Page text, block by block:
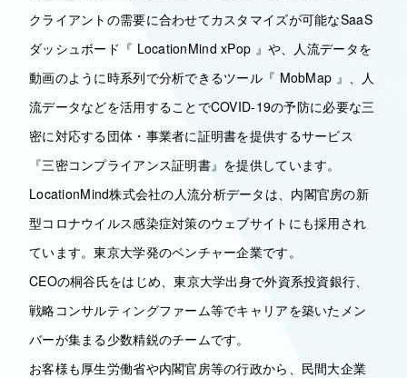
クライアントの需要に合わせてカスタマイズが可能なSaaS
ダッシュボード『 LocationMind xPop 』や、人流データを
動画のように時系列で分析できるツール『 MobMap 』、人
流データなどを活用することでCOVID-19の予防に必要な三
密に対応する団体・事業者に証明書を提供するサービス
『三密コンプライアンス証明書』を提供しています。
LocationMind株式会社の人流分析データは、内閣官房の新
型コロナウイルス感染症対策のウェブサイトにも採用され
ています。東京大学発のベンチャー企業です。
CEOの桐谷氏をはじめ、東京大学出身で外資系投資銀行、
戦略コンサルティングファーム等でキャリアを築いたメン
バーが集まる少数精鋭のチームです。
お客様も厚生労働省や内閣官房等の行政から、民間大企業